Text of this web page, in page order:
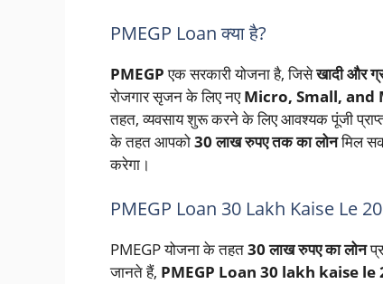
PMEGP Loan क्या है?
PMEGPएक सरकारी योजना है, जिसेखादी और
रोजगार सृजन के लिए नएMicro, Small, and
तहत, व्यवसाय शुरू करने के लिए आवश्यक पूंजी
के तहत आपको30 लाख रुपए तक का लोनमिल
करेगा।
PMEGP Loan 30 Lakh Kaise Le
PMEGP योजना के तहत30 लाख रुपए का लोन
जानते हैं, PMEGP Loan 30 lakh kaise le